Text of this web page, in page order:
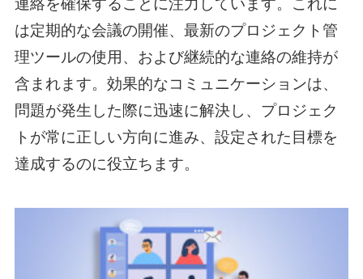
連絡を確保することに注力しています。これに
は定期的な会議の開催、最新のプロジェクト管
理ツールの使用、および継続的な連絡の維持が
含まれます。効果的なコミュニケーションは、
問題が発生した際に迅速に解決し、プロジェク
トが常に正しい方向に進み、設定された目標を
達成するのに役立ちます。